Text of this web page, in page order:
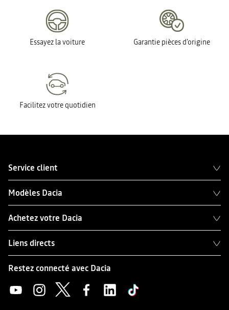
Essayez la voiture Garantie pièces d'origine
Facilitez votre quotidien
Service client
Modèles Dacia
Achetez votre Dacia
Liens directs
Restez connecté avec Dacia